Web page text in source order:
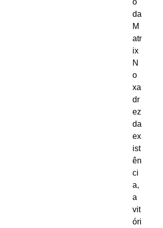
da
M
atr
ix
N
o
xa
dr
ez
da
ex
ist
ên
ci
a,
a
vit
óri